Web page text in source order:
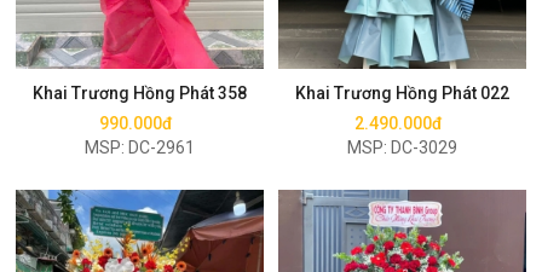
Khai Trương Hồng Phát 358
990.000đ
MSP: DC-2961
Mua ngay
Khai Trương Hồng Phát 022
2.490.000đ
MSP: DC-3029
Mua ngay